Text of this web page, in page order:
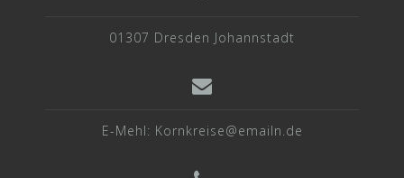
01307 Dresden Johannstadt
E-Mehl: Kornkreise@emailn.de